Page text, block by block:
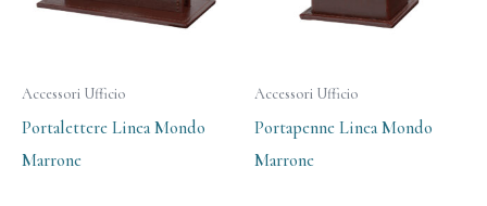
Accessori Ufficio
Portalettere Linea Mondo
Marrone
Accessori Ufficio
Portapenne Linea Mondo
Marrone